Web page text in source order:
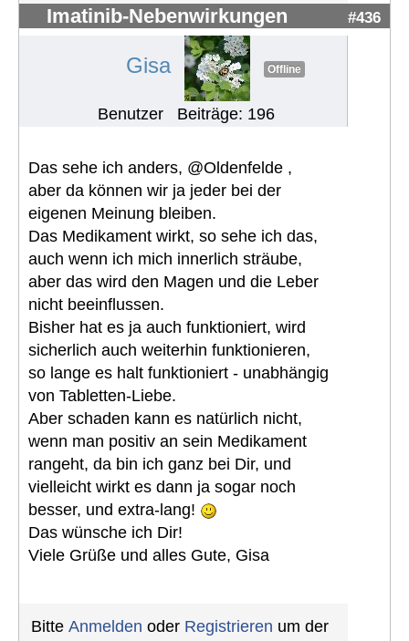
Imatinib-Nebenwirkungen #436
Gisa Offline
Benutzer Beiträge: 196
Das sehe ich anders, @Oldenfelde ,
aber da können wir ja jeder bei der
eigenen Meinung bleiben.
Das Medikament wirkt, so sehe ich das,
auch wenn ich mich innerlich sträube,
aber das wird den Magen und die Leber
nicht beeinflussen.
Bisher hat es ja auch funktioniert, wird
sicherlich auch weiterhin funktionieren,
so lange es halt funktioniert - unabhängig
von Tabletten-Liebe.
Aber schaden kann es natürlich nicht,
wenn man positiv an sein Medikament
rangeht, da bin ich ganz bei Dir, und
vielleicht wirkt es dann ja sogar noch
besser, und extra-lang!
Das wünsche ich Dir!
Viele Grüße und alles Gute, Gisa
Bitte Anmelden oder Registrieren um der